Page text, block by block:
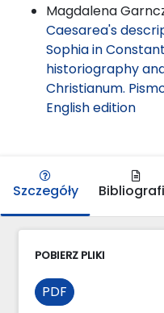
Magdalena
Caesarea's
Sophia in
historiography
Christianum.
English edition
Szczegóły
POBIERZ PLIKI
PDF